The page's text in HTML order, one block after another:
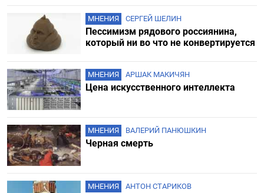
МНЕНИЯ СЕРГЕЙ ШЕЛИН
Пессимизм рядового россиянина,
который ни во что не конвертируется
МНЕНИЯ АРШАК МАКИЧЯН
Цена искусственного интеллекта
МНЕНИЯ ВАЛЕРИЙ ПАНЮШКИН
Черная смерть
МНЕНИЯ АНТОН СТАРИКОВ